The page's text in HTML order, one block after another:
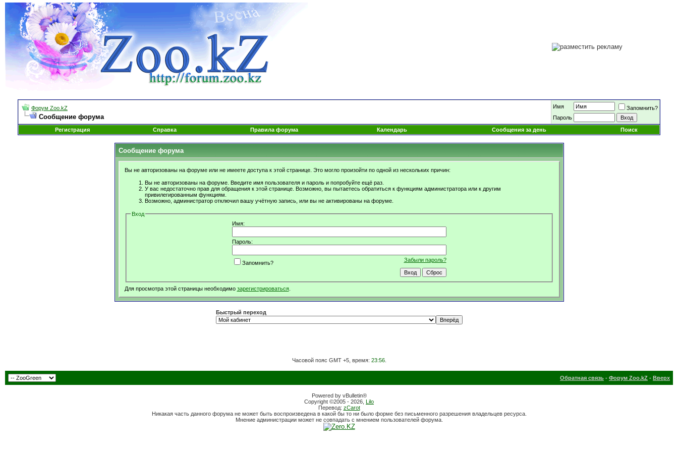
Форум Zoo.kZ
Сообщение форума
Имя
Запомнить?
Пароль
Регистрация
Справка Правила форума Календарь Сообщения за день Поиск
Сообщение форума
Вы не авторизованы на форуме или не имеете доступа к этой странице. Это могло произойти по одной из нескольких причин:
Вы не авторизованы на форуме. Введите имя пользователя и пароль и попробуйте ещё раз.
У вас недостаточно прав для обращения к этой странице. Возможно, вы пытаетесь обратиться к функциям администратора или к другим
привилегированным функциям.
Возможно, администратор отключил вашу учётную запись, или вы не активированы на форуме.
Вход
Имя:
Пароль:
Забыли пароль?
Запомнить?
Для просмотра этой страницы необходимо зарегистрироваться.
Быстрый переход
Часовой пояс GMT +5, время: 23:56.
Обратная связь - Форум Zoo.kZ - Вверх
Powered by vBulletin®
Copyright ©2005 - 2026, Lilo
Перевод: zCarot
Никакая часть данного форума не может быть воспроизведена в какой бы то ни было форме без письменного разрешения владельцев ресурса.
Мнение администрации может не совпадать с мнением пользователей форума.